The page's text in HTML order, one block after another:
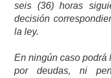
seis (36) horas
decisión
la ley.
En ningún caso podrá
por deudas, ni